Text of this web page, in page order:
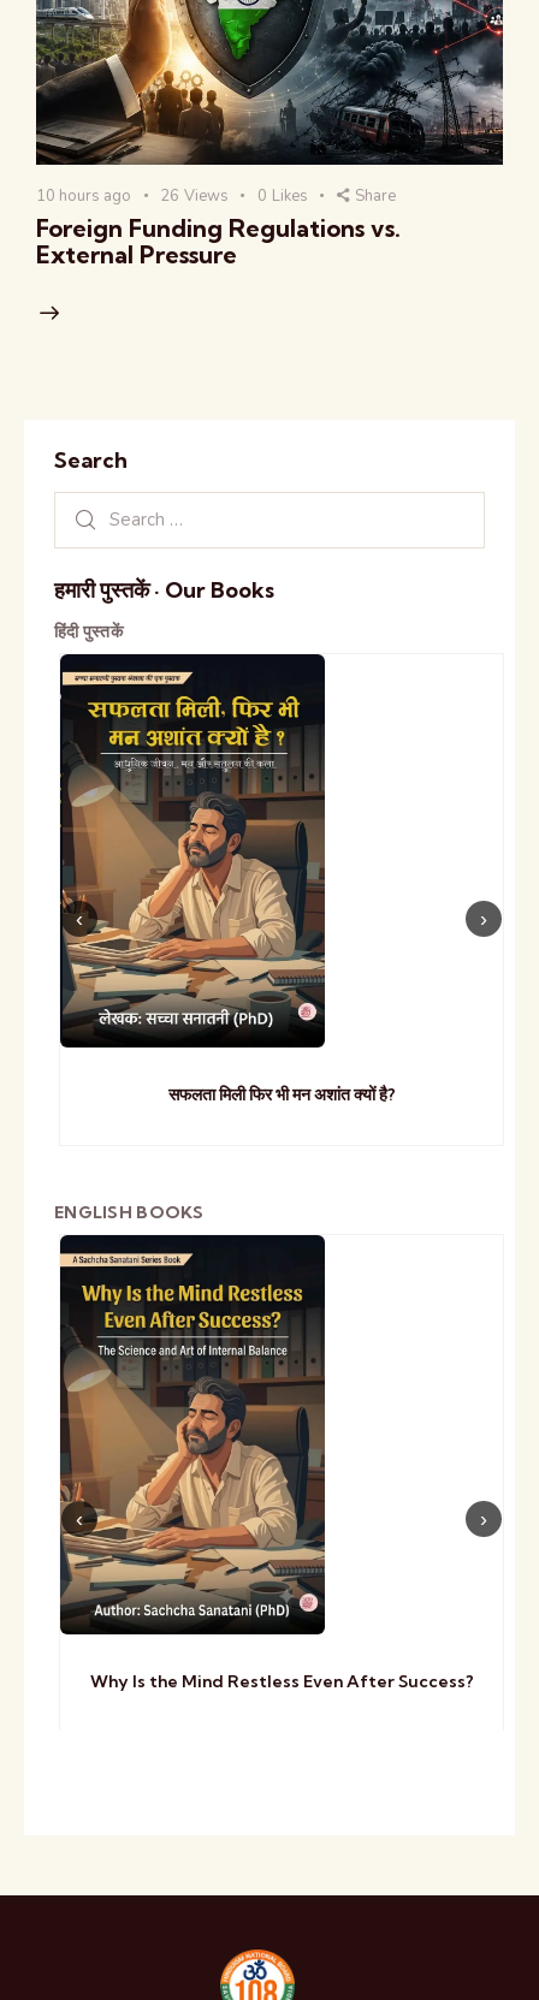
10 hours ago 26 Views 0 Likes Share
Foreign Funding Regulations vs.
External Pressure
Search
हमारी पुस्तकें · Our Books
हिंदी पुस्तकें
सफलता मिली फिर भी मन अशांत क्यों है?
ENGLISH BOOKS
Why Is the Mind Restless Even After Success?